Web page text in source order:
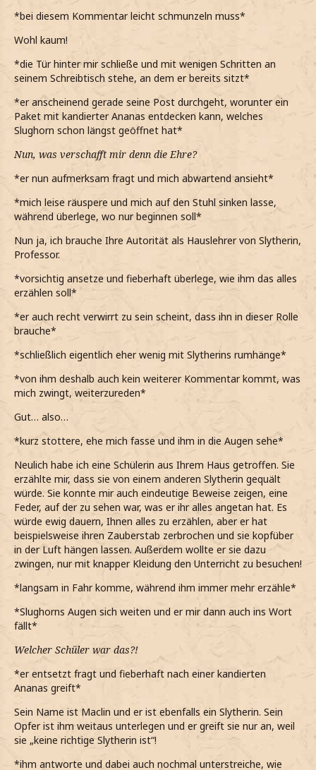
*bei diesem Kommentar leicht schmunzeln muss*
Wohl kaum!
*die Tür hinter mir schließe und mit wenigen Schritten an
seinem Schreibtisch stehe, an dem er bereits sitzt*
*er anscheinend gerade seine Post durchgeht, worunter ein
Paket mit kandierter Ananas entdecken kann, welches
Slughorn schon längst geöffnet hat*
Nun, was verschafft mir denn die Ehre?
*er nun aufmerksam fragt und mich abwartend ansieht*
*mich leise räuspere und mich auf den Stuhl sinken lasse,
während überlege, wo nur beginnen soll*
Nun ja, ich brauche Ihre Autorität als Hauslehrer von Slytherin,
Professor.
*vorsichtig ansetze und fieberhaft überlege, wie ihm das alles
erzählen soll*
*er auch recht verwirrt zu sein scheint, dass ihn in dieser Rolle
brauche*
*schließlich eigentlich eher wenig mit Slytherins rumhänge*
*von ihm deshalb auch kein weiterer Kommentar kommt, was
mich zwingt, weiterzureden*
Gut… also…
*kurz stottere, ehe mich fasse und ihm in die Augen sehe*
Neulich habe ich eine Schülerin aus Ihrem Haus getroffen. Sie
erzählte mir, dass sie von einem anderen Slytherin gequält
würde. Sie konnte mir auch eindeutige Beweise zeigen, eine
Feder, auf der zu sehen war, was er ihr alles angetan hat. Es
würde ewig dauern, Ihnen alles zu erzählen, aber er hat
beispielsweise ihren Zauberstab zerbrochen und sie kopfüber
in der Luft hängen lassen. Außerdem wollte er sie dazu
zwingen, nur mit knapper Kleidung den Unterricht zu besuchen!
*langsam in Fahr komme, während ihm immer mehr erzähle*
*Slughorns Augen sich weiten und er mir dann auch ins Wort
fällt*
Welcher Schüler war das?!
*er entsetzt fragt und fieberhaft nach einer kandierten
Ananas greift*
Sein Name ist Maclin und er ist ebenfalls ein Slytherin. Sein
Opfer ist ihm weitaus unterlegen und er greift sie nur an, weil
sie „keine richtige Slytherin ist“!
*ihm antworte und dabei auch nochmal unterstreiche, wie